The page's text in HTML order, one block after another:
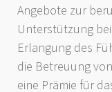
Angebote zur
Unterstützung
Erlangung des
die Betreuung
eine Prämie für